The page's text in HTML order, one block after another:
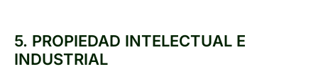
5. PROPIEDAD INTELECTUAL E
INDUSTRIAL